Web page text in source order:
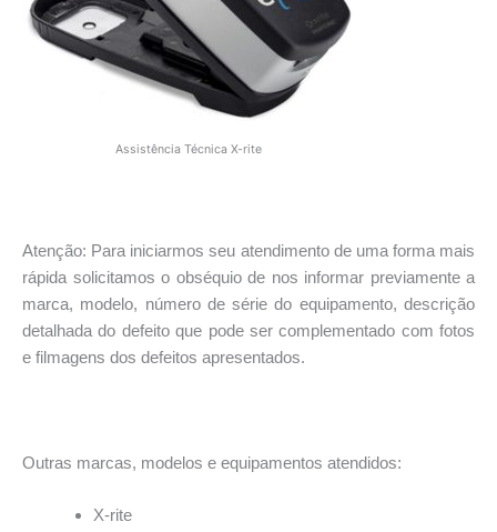
Assistência Técnica X-rite
Atenção: Para iniciarmos seu atendimento de uma forma mais
rápida solicitamos o obséquio de nos informar previamente a
marca, modelo, número de série do equipamento, descrição
detalhada do defeito que pode ser complementado com fotos
e filmagens dos defeitos apresentados.
Outras marcas, modelos e equipamentos atendidos:
X-rite